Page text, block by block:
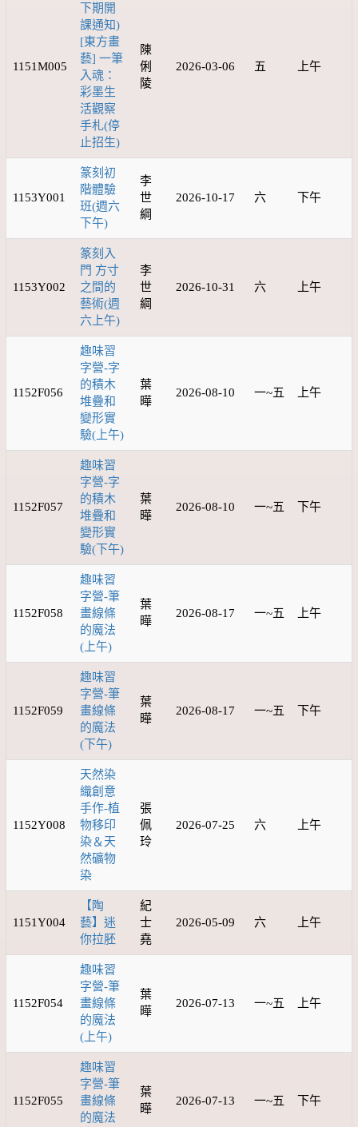
1151M005
下期開
課通知)
[東方畫
藝] 一筆
入魂：
彩墨生
活觀察
手札(停
止招生)
陳
俐
陵
2026-03-06 五 上午
1153Y001
篆刻初
階體驗
班(週六
下午)
李
世
綱
2026-10-17 六 下午
1153Y002
篆刻入
門 方寸
之間的
藝術(週
六上午)
李
世
綱
2026-10-31 六 上午
1152F056
趣味習
字營-字
的積木
堆疊和
變形實
驗(上午)
葉
曄
2026-08-10 一~五 上午
1152F057
趣味習
字營-字
的積木
堆疊和
變形實
驗(下午)
葉
曄
2026-08-10 一~五 下午
1152F058
趣味習
字營-筆
畫線條
的魔法
(上午)
葉
曄
2026-08-17 一~五 上午
1152F059
趣味習
字營-筆
畫線條
的魔法
(下午)
葉
曄
2026-08-17 一~五 下午
1152Y008
天然染
織創意
手作-植
物移印
染＆天
然礦物
染
張
佩
玲
2026-07-25 六 上午
1151Y004
【陶
藝】迷
你拉胚
紀
士
堯
2026-05-09 六 上午
1152F054
趣味習
字營-筆
畫線條
的魔法
(上午)
葉
曄
2026-07-13 一~五 上午
1152F055
趣味習
字營-筆
畫線條
的魔法
葉
曄
2026-07-13 一~五 下午